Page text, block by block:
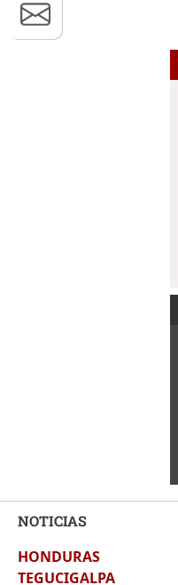
NOTICIAS
HONDURAS
TEGUCIGALPA